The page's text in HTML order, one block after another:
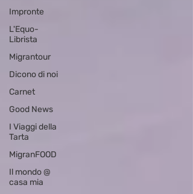
Impronte
L'Equo-
Librista
Migrantour
Dicono di noi
Carnet
Good News
I Viaggi della
Tarta
MigranFOOD
Il mondo @
casa mia